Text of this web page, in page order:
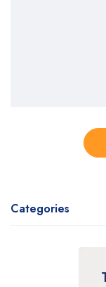
Categories